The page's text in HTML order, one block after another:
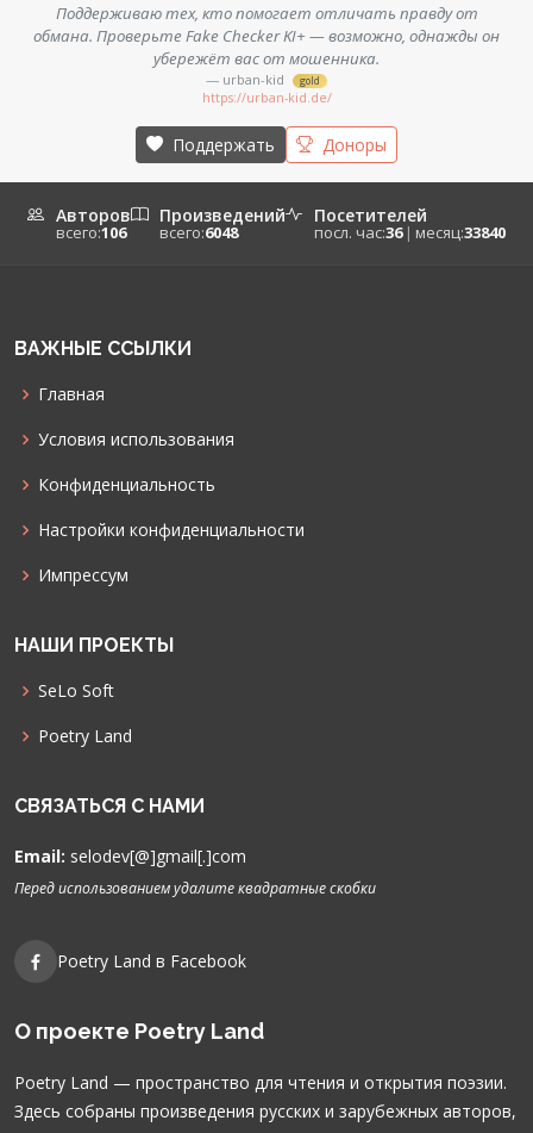
Поддерживаю тех, кто помогает отличать правду от
обмана. Проверьте Fake Checker KI+ — возможно, однажды он
убережёт вас от мошенника.
— urban-kid gold
https://urban-kid.de/
Поддержать Доноры
Авторов
всего:106
Произведений
всего:6048
Посетителей
посл. час:36 | месяц:33840
ВАЖНЫЕ ССЫЛКИ
Главная
Условия использования
Конфиденциальность
Настройки конфиденциальности
Импрессум
НАШИ ПРОЕКТЫ
SeLo Soft
Poetry Land
СВЯЗАТЬСЯ С НАМИ
Email: selodev[@]gmail[.]com
Перед использованием удалите квадратные скобки
Poetry Land в Facebook
О проекте Poetry Land
Poetry Land — пространство для чтения и открытия поэзии.
Здесь собраны произведения русских и зарубежных авторов,